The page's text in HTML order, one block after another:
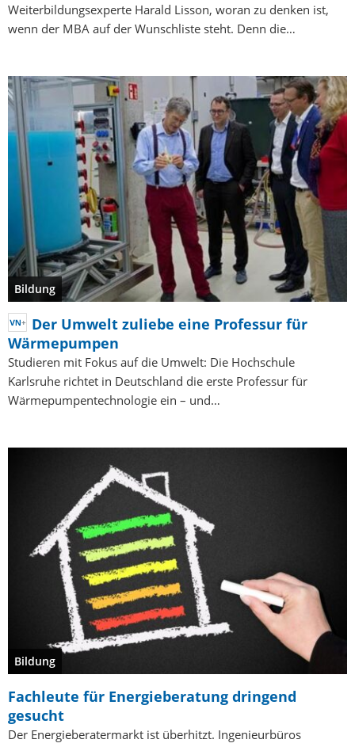
Weiterbildungsexperte Harald Lisson, woran zu denken ist,
wenn der MBA auf der Wunschliste steht. Denn die…
Bildung
Der Umwelt zuliebe eine Professur für
Wärmepumpen
Studieren mit Fokus auf die Umwelt: Die Hochschule
Karlsruhe richtet in Deutschland die erste Professur für
Wärmepumpentechnologie ein – und…
Bildung
Fachleute für Energieberatung dringend
gesucht
Der Energieberatermarkt ist überhitzt. Ingenieurbüros